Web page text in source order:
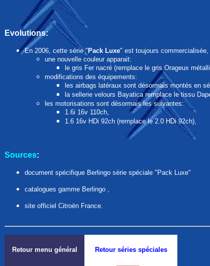
Evolutions:
En 2006, cette série " Pack Luxe" est toujours
une nouvelle couleur apparait:
le gris Fer nacré (remplace le gris Orageux
modifications des équipements:
les airbags latéraux sont désormais montés en
la sellerie velours Bayatica remplace le tissu
les motorisations sont désormais les suivantes:
1.6i 16v 110ch,
1.6 16v HDi 92ch (remplace le 2.0 HDi 92ch),
Sources:
document spécifique Berlingo série spéciale "Pack Luxe"
catalogues gamme Berlingo ,
site officiel Citroën France.
Retour menu général Retour séries spéciales